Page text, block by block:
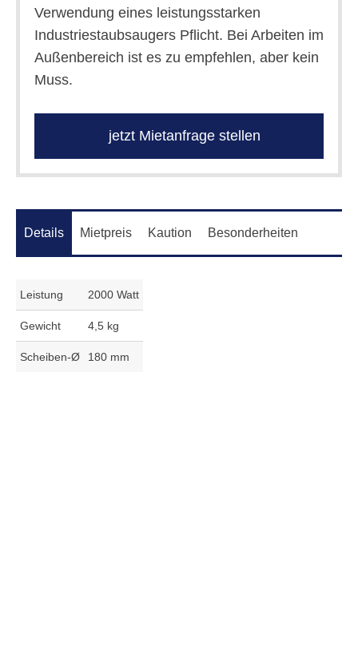
Verwendung eines leistungsstarken
Industriestaubsaugers Pflicht. Bei Arbeiten im
Außenbereich ist es zu empfehlen, aber kein
Muss.
jetzt Mietanfrage stellen
Details Mietpreis Kaution Besonderheiten
Leistung 2000 Watt
Gewicht 4,5 kg
Scheiben-Ø 180 mm